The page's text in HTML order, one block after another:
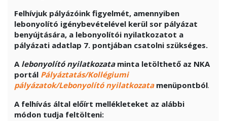
Felhívjuk pályázóink figyelmét, amennyiben
lebonyolító igénybevételével kerül sor pályázat
benyújtására, a lebonyolítói nyilatkozatot a
pályázati adatlap 7. pontjában csatolni szükséges.
A lebonyolító nyilatkozataminta letölthető az NKA
portál Pályáztatás/Kollégiumi
pályázatok/Lebonyolító nyilatkozatamenüpontból.
A felhívás által előírt mellékleteket az alábbi
módon tudja feltölteni: